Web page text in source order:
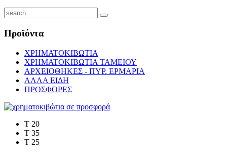
Προϊόντα
ΧΡΗΜΑΤΟΚΙΒΩΤΙΑ
ΧΡΗΜΑΤΟΚΙΒΩΤΙΑ ΤΑΜΕΙΟΥ
ΑΡΧΕΙΟΘΗΚΕΣ - ΠΥΡ. ΕΡΜΑΡΙΑ
ΑΛΛΑ ΕΙΔΗ
ΠΡΟΣΦΟΡΕΣ
T 20
T 35
T 25